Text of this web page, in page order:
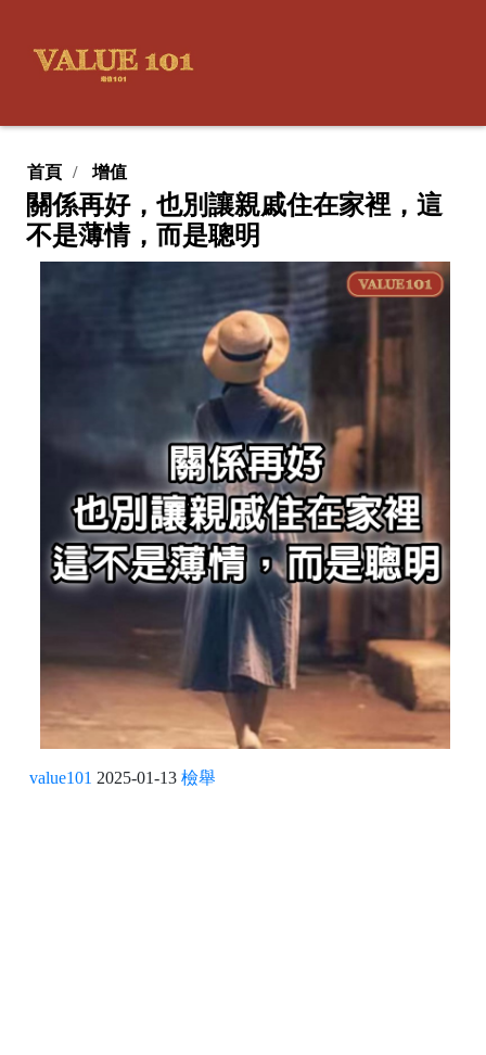
首頁 增值
關係再好，也別讓親戚住在家裡，這
不是薄情，而是聰明
value101 2025-01-13 檢舉